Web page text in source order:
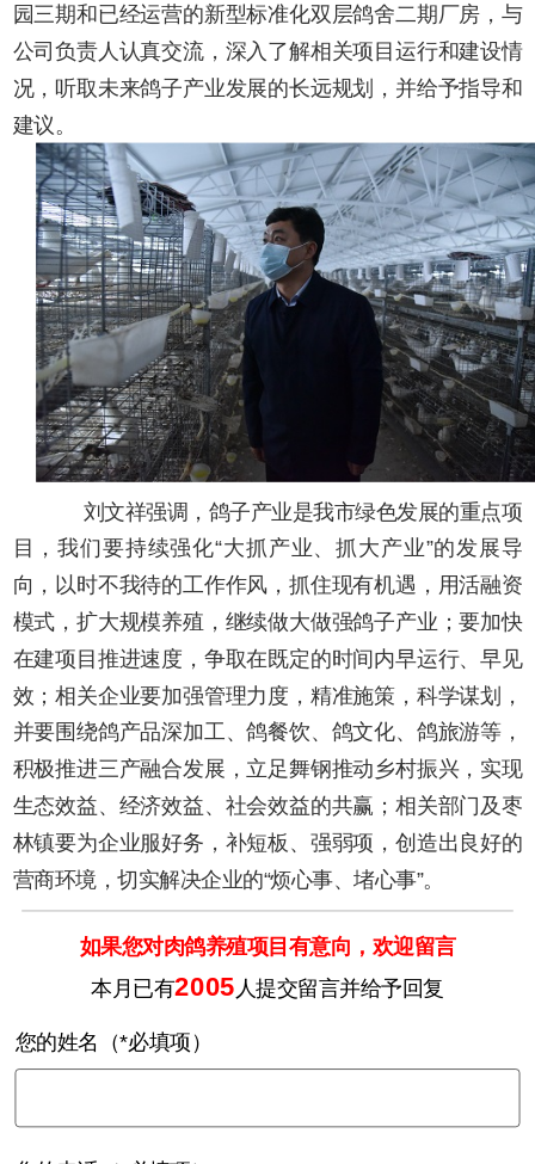
园三期和已经运营的新型标准化双层鸽舍二期厂房，与
公司负责人认真交流，深入了解相关项目运行和建设情
况，听取未来鸽子产业发展的长远规划，并给予指导和
建议。
刘文祥强调，鸽子产业是我市绿色发展的重点项
目，我们要持续强化“大抓产业、抓大产业”的发展导
向，以时不我待的工作作风，抓住现有机遇，用活融资
模式，扩大规模养殖，继续做大做强鸽子产业；要加快
在建项目推进速度，争取在既定的时间内早运行、早见
效；相关企业要加强管理力度，精准施策，科学谋划，
并要围绕鸽产品深加工、鸽餐饮、鸽文化、鸽旅游等，
积极推进三产融合发展，立足舞钢推动乡村振兴，实现
生态效益、经济效益、社会效益的共赢；相关部门及枣
林镇要为企业服好务，补短板、强弱项，创造出良好的
营商环境，切实解决企业的“烦心事、堵心事”。
如果您对肉鸽养殖项目有意向，欢迎留言
本月已有2005 人提交留言并给予回复
您的姓名（*必填项）